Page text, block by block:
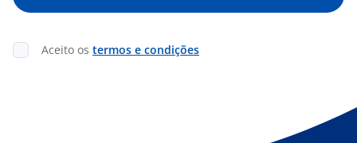
Aceito os termos e condições